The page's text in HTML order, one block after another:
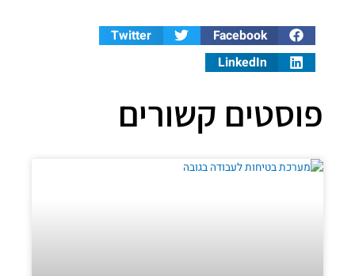
Facebook
Twitter
LinkedIn
פוסטים קשורים